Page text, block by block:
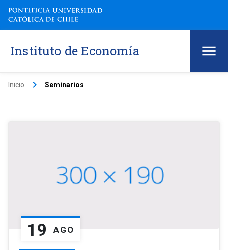
Instituto de Economía
Inicio keyboard_arrow_right Seminarios
19 AGO